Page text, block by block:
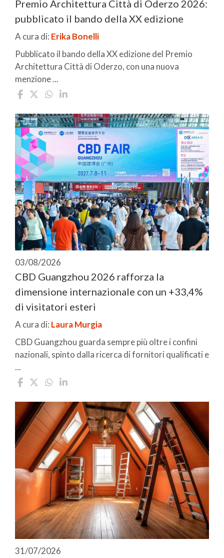
Premio Architettura Città di Oderzo 2026:
pubblicato il bando della XX edizione
A cura di: Erika Bonelli
Pubblicato il bando della XX edizione del Premio
Architettura Città di Oderzo, con una nuova
menzione ...
03/08/2026
CBD Guangzhou 2026 rafforza la
dimensione internazionale con un +33,4%
di visitatori esteri
A cura di: Laura Murgia
CBD Guangzhou guarda sempre più oltre i confini
nazionali, spinto dalla ricerca di fornitori qualificati e
...
31/07/2026